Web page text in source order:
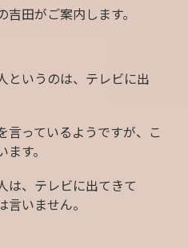
田がご案内します。
というのは、テレビに出
言っているようですが、こ
す。
は、テレビに出てきて
言いません。